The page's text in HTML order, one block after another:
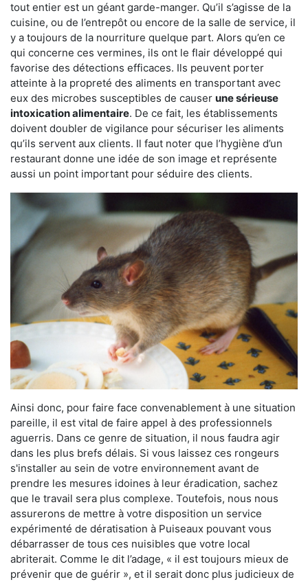
tout entier est un géant garde-manger. Qu’il s’agisse de la
cuisine, ou de l’entrepôt ou encore de la salle de service, il
y a toujours de la nourriture quelque part. Alors qu’en ce
qui concerne ces vermines, ils ont le flair développé qui
favorise des détections efficaces. Ils peuvent porter
atteinte à la propreté des aliments en transportant avec
eux des microbes susceptibles de causer une sérieuse
intoxication alimentaire. De ce fait, les établissements
doivent doubler de vigilance pour sécuriser les aliments
qu’ils servent aux clients. Il faut noter que l’hygiène d’un
restaurant donne une idée de son image et représente
aussi un point important pour séduire des clients.
Ainsi donc, pour faire face convenablement à une situation
pareille, il est vital de faire appel à des professionnels
aguerris. Dans ce genre de situation, il nous faudra agir
dans les plus brefs délais. Si vous laissez ces rongeurs
s'installer au sein de votre environnement avant de
prendre les mesures idoines à leur éradication, sachez
que le travail sera plus complexe. Toutefois, nous nous
assurerons de mettre à votre disposition un service
expérimenté de dératisation à Puiseaux pouvant vous
débarrasser de tous ces nuisibles que votre local
abriterait. Comme le dit l’adage, « il est toujours mieux de
prévenir que de guérir », et il serait donc plus judicieux de